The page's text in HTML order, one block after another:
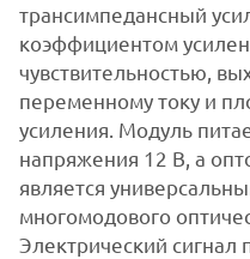
трансимпедансный
коэффициентом
чувствительностью,
переменному току и
усиления. Модуль
напряжения 12 В, а
является
многомодового
Электрический сигнал